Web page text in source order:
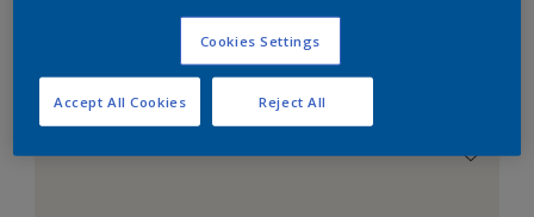
Le Blanc Parfait
Cookies Settings
Reject All
Accept All Cookies